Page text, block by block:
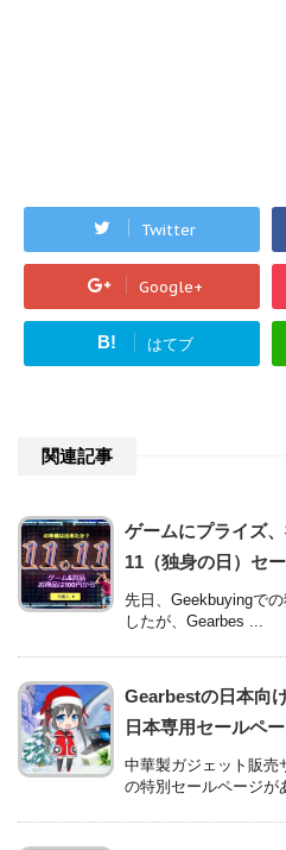
Twitter
Google+
B! はてブ
関連記事
ゲームにプライズ
11（独身の日）セ
先日、Geekbuyingで
したが、Gearbes ...
Gearbestの日本向
日本専用セールペ
中華製ガジェット販売
の特別セールページが